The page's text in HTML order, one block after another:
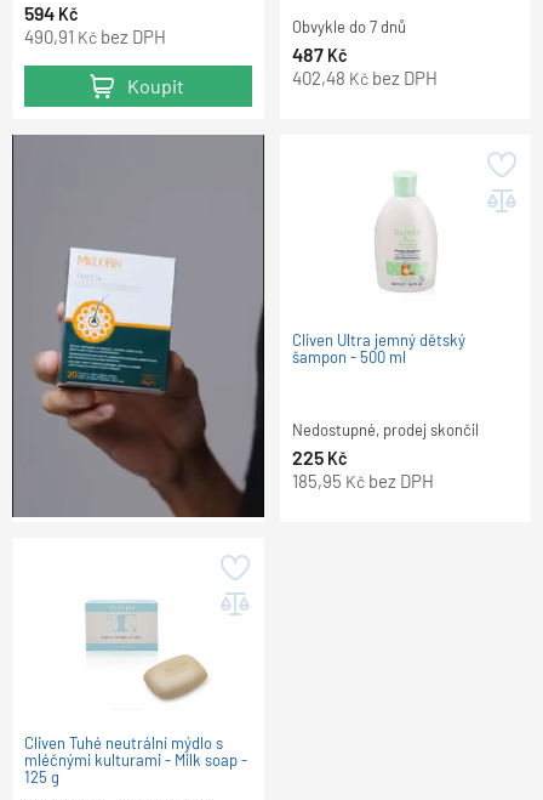
594 Kč
490,91 Kč bez DPH
Koupit
Obvykle do 7 dnů
487 Kč
402,48 Kč bez DPH
Cliven Ultra jemný dětský
šampon - 500 ml
Nedostupné, prodej skončil
225 Kč
185,95 Kč bez DPH
Cliven Tuhé neutrální mýdlo s
mléčnými kulturami - Milk soap -
125 g